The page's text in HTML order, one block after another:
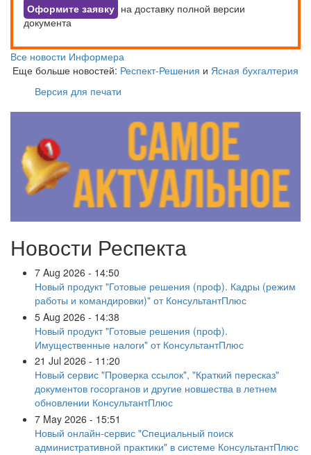
Оформите заявку на доставку полной версии
документа
Все новости Информера
Еще больше новостей: Респект-Решения и Ясная бухгалтерия
Версия для печати
Новости Респекта
7 Aug 2026 - 14:50
Новый продукт "Готовые решения (проф). Кадры (режим
работы и командировки)" от КонсультантПлюс
5 Aug 2026 - 14:38
Новый продукт "Готовые решения (проф).
Имущественные налоги" от КонсультантПлюс
21 Jul 2026 - 11:20
Новый сервис "Проверка ссылок", "Краткий пересказ"
документов госорганов и другие новшества в летнем
обновлении КонсультантПлюс
7 May 2026 - 15:51
Новый онлайн-сервис "Специальный поиск
административной практики" в системе КонсультантПлюс